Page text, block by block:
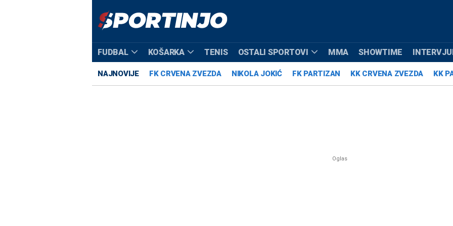
FUDBAL KOŠARKA TENIS OSTALI SPORTOVI MMA SHOWTIME
NAJNOVIJE FK CRVENA ZVEZDA NIKOLA JOKIĆ FK PARTIZAN KK CRVENA ZVEZDA KK